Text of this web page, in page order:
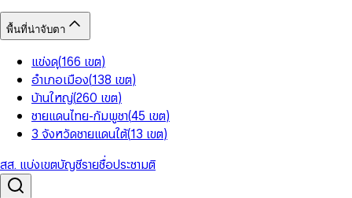
พื้นที่น่าจับตา
แข่งดุ(166 เขต)
อำเภอเมือง(138 เขต)
บ้านใหญ่(260 เขต)
ชายแดนไทย-กัมพูชา(45 เขต)
3 จังหวัดชายแดนใต้(13 เขต)
สส. แบ่งเขตบัญชีรายชื่อประชามติ